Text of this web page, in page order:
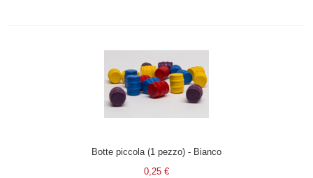
Botte piccola (1 pezzo) - Bianco
0,25 €